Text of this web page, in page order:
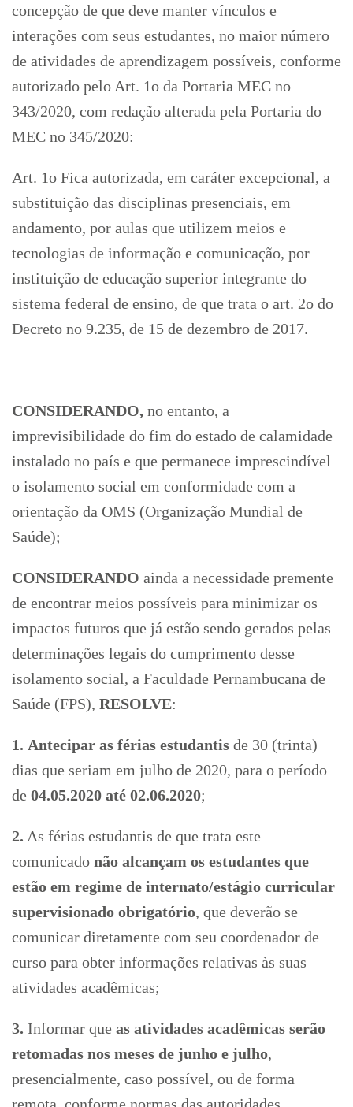
concepção de que deve manter vínculos e
interações com seus estudantes, no maior número
de atividades de aprendizagem possíveis, conforme
autorizado pelo Art. 1o da Portaria MEC no
343/2020, com redação alterada pela Portaria do
MEC no 345/2020:
Art. 1o Fica autorizada, em caráter excepcional, a
substituição das disciplinas presenciais, em
andamento, por aulas que utilizem meios e
tecnologias de informação e comunicação, por
instituição de educação superior integrante do
sistema federal de ensino, de que trata o art. 2o do
Decreto no 9.235, de 15 de dezembro de 2017.
CONSIDERANDO, no entanto, a
imprevisibilidade do fim do estado de calamidade
instalado no país e que permanece imprescindível
o isolamento social em conformidade com a
orientação da OMS (Organização Mundial de
Saúde);
CONSIDERANDO ainda a necessidade premente
de encontrar meios possíveis para minimizar os
impactos futuros que já estão sendo gerados pelas
determinações legais do cumprimento desse
isolamento social, a Faculdade Pernambucana de
Saúde (FPS), RESOLVE:
1. Antecipar as férias estudantis de 30 (trinta)
dias que seriam em julho de 2020, para o período
de 04.05.2020 até 02.06.2020;
2. As férias estudantis de que trata este
comunicado não alcançam os estudantes que
estão em regime de internato/estágio curricular
supervisionado obrigatório, que deverão se
comunicar diretamente com seu coordenador de
curso para obter informações relativas às suas
atividades acadêmicas;
3. Informar que as atividades acadêmicas serão
retomadas nos meses de junho e julho,
presencialmente, caso possível, ou de forma
remota, conforme normas das autoridades